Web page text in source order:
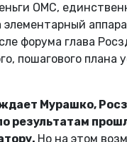
ОМС,
элементарный
форума глава
пошагового
Мурашко,
результатам
Но на этом